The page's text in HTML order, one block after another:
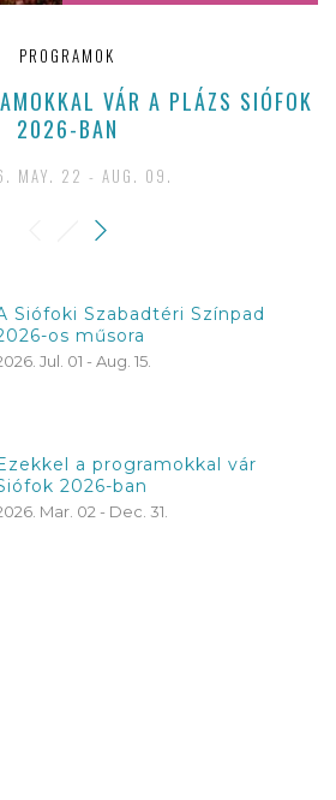
PROGRAMOK
VÁR A PLÁZS SIÓFOK
2026-BAN
MAY. 22 - AUG. 09.
Siófoki Szabadtéri Színpad
os műsora
Jul. 01 - Aug. 15.
a programokkal vár
2026-ban
Mar. 02 - Dec. 31.